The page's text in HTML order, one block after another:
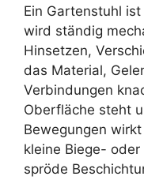
Ein Gartenstuhl
wird ständig
Hinsetzen,
das Material,
Verbindungen
Oberfläche steht
Bewegungen
kleine Biege-
spröde